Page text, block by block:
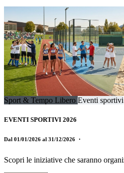
Sport & Tempo Libero Eventi sportivi
EVENTI SPORTIVI 2026
Dal 01/01/2026 al 31/12/2026 ・
Scopri le iniziative che saranno